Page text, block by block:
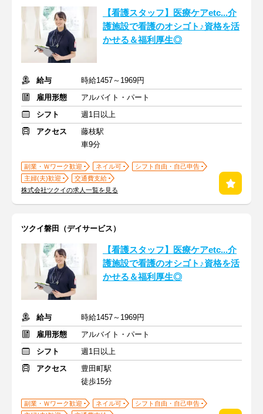
【看護スタッフ】医療ケアetc...介
護施設で看護のオシゴト♪資格を活
かせる＆福利厚生◎
給与
時給1457～1969円
雇用形態
アルバイト・パート
シフト
週1日以上
アクセス
藤枝駅
車9分
副業・Ｗワーク歓迎 ネイル可
シフト自由・自己申告
主婦(夫)歓迎
交通費支給
株式会社ツクイの求人一覧を見る
ツクイ磐田（デイサービス）
【看護スタッフ】医療ケアetc...介
護施設で看護のオシゴト♪資格を活
かせる＆福利厚生◎
給与
時給1457～1969円
雇用形態
アルバイト・パート
シフト
週1日以上
アクセス
豊田町駅
徒歩15分
副業・Ｗワーク歓迎 ネイル可
シフト自由・自己申告